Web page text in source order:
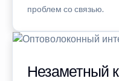
проблем со связью.
Незаметный